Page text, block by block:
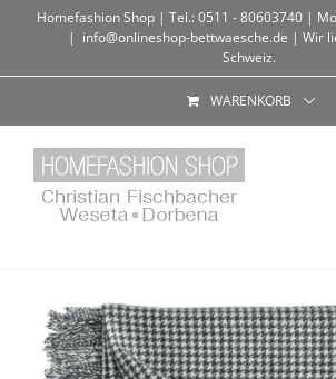
Homefashion Shop | Tel.: 0511 - 80603740 |
| info@onlineshop-bettwaesche.de | Wir
Schweiz.
WARENKORB